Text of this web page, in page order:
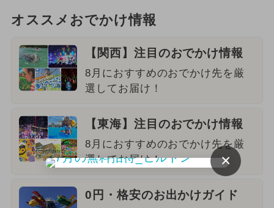
オススメおでかけ情報
【関西】注目のおでかけ情報
8月におすすめのおでかけ先を厳
選してお届け！
【東海】注目のおでかけ情報
8月におすすめのおでかけ先を厳
選してお届け！
0円・格安のお出かけガイド
×